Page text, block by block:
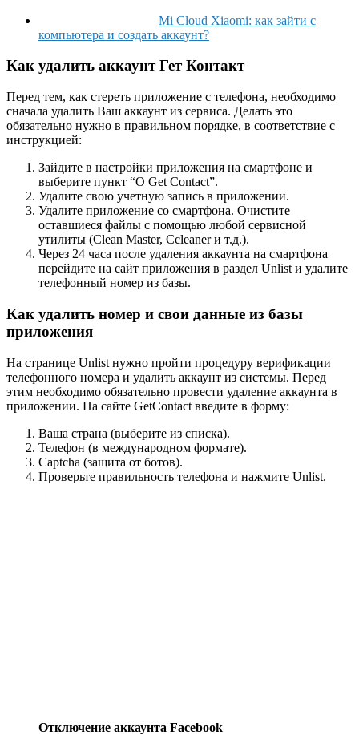
Mi Cloud Xiaomi: как зайти с
компьютера и создать аккаунт?
Как удалить аккаунт Гет Контакт
Перед тем, как стереть приложение с телефона, необходимо
сначала удалить Ваш аккаунт из сервиса. Делать это
обязательно нужно в правильном порядке, в соответствие с
инструкцией:
Зайдите в настройки приложения на смартфоне и
выберите пункт “О Get Contact”.
Удалите свою учетную запись в приложении.
Удалите приложение со смартфона. Очистите
оставшиеся файлы с помощью любой сервисной
утилиты (Clean Master, Ccleaner и т.д.).
Через 24 часа после удаления аккаунта на смартфона
перейдите на сайт приложения в раздел Unlist и удалите
телефонный номер из базы.
Как удалить номер и свои данные из базы
приложения
На странице Unlist нужно пройти процедуру верификации
телефонного номера и удалить аккаунт из системы. Перед
этим необходимо обязательно провести удаление аккаунта в
приложении. На сайте GetContact введите в форму:
Ваша страна (выберите из списка).
Телефон (в международном формате).
Captcha (защита от ботов).
Проверьте правильность телефона и нажмите Unlist.
Отключение аккаунта Facebook